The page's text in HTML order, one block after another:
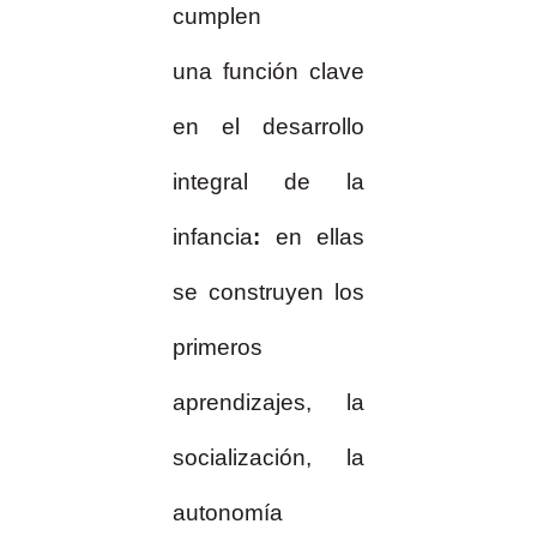
cumplen
una función clave
en el desarrollo
integral de la
infancia: en ellas
se construyen los
primeros
aprendizajes, la
socialización, la
autonomía